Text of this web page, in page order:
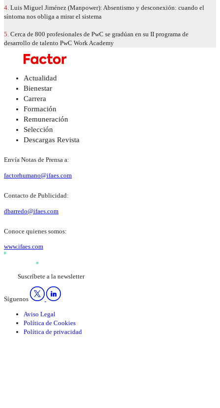
4. Luis Miguel Jiménez (Manpower): Absentismo y desconexión: cuando el
síntoma nos obliga a mirar el sistema
5. Cerca de 800 profesionales de PwC se gradúan en su II programa de
desarrollo de talento PwC Work Academy
Actualidad
Bienestar
Carrera
Formación
Remuneración
Selección
Descargas Revista
Envía Notas de Prensa a:
factorhumano@ifaes.com
Contacto de Publicidad:
dbarredo@ifaes.com
Conoce quienes somos:
www.ifaes.com
Suscríbete a la newsletter
Síguenos
Aviso Legal
Política de Cookies
Política de privacidad